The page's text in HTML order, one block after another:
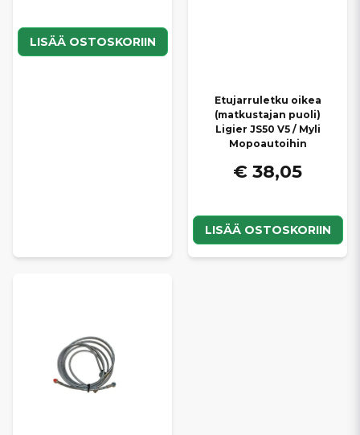
LISÄÄ OSTOSKORIIN
Etujarruletku oikea
(matkustajan puoli)
Ligier JS50 V5 / Myli
Mopoautoihin
€ 38,05
LISÄÄ OSTOSKORIIN